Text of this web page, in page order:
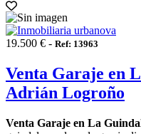
19.500 € - Ref: 13963
Venta Garaje en
Adrián Logroño
Venta Garaje en La